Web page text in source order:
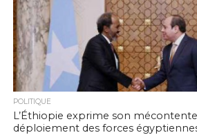
POLITIQUE
L’Éthiopie exprime son
déploiement des forces